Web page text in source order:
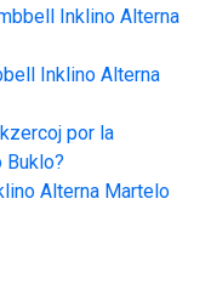
Inklino Alterna
Inklino Alterna
por la
Buklo?
Alterna Martelo